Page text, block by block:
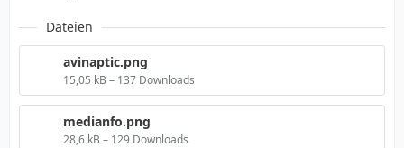
Dateien
avinaptic.png
15,05 kB – 137 Downloads
medianfo.png
28,6 kB – 129 Downloads